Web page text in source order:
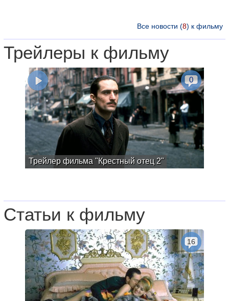
Все новости (8) к фильму
Трейлеры к фильму
Трейлер фильма "Крестный отец 2"
0
Статьи к фильму
16